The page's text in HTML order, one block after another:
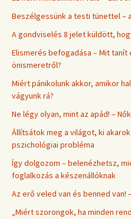
Beszélgessünk a testi tünettel –
A gondviselés 8 jelet küldött,
Elismerés befogadása – Mit tanít
önismeretről?
Miért pánikolunk akkor, amikor
vágyunk rá?
Ne légy olyan, mint az apád! –
Állítsátok meg a világot, ki
pszichológiai probléma
Így dolgozom – belenézhetsz,
foglalkozás a készenállóknak
Az erő veled van és benned
„Miért szorongok, ha minden